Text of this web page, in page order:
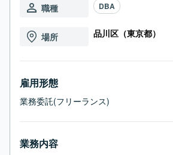
職種 DBA
場所 品川区（東京都）
雇用形態
業務委託(フリーランス)
業務内容